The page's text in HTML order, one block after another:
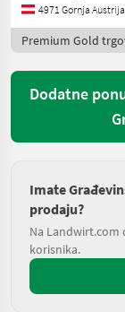
4971 Gornja Austrija
Premium Gold
Dodatne
Imate
prodaju?
Na Landwirt.com
korisnika.